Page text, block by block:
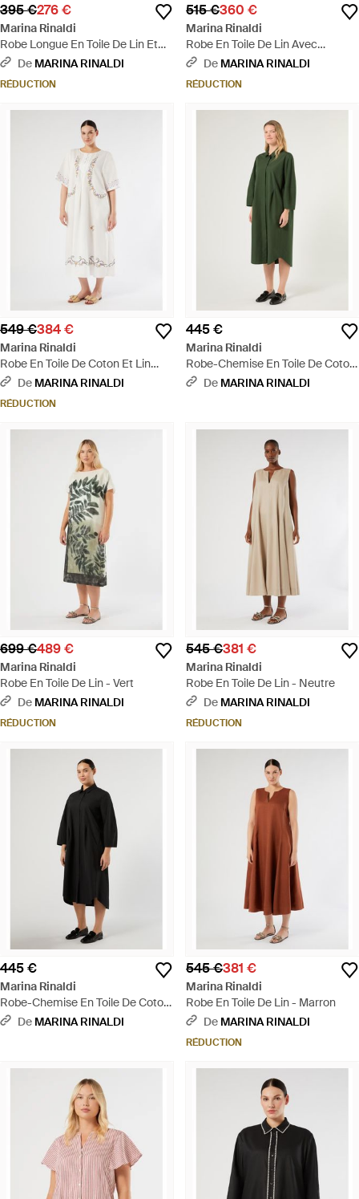
395 €276 €
Marina Rinaldi
Robe Longue En Toile De Lin Et
Soie - Rose
De MARINA RINALDI
RÉDUCTION
515 €360 €
Marina Rinaldi
Robe En Toile De Lin Avec
Broderie - Noir
De MARINA RINALDI
RÉDUCTION
549 €384 €
Marina Rinaldi
Robe En Toile De Coton Et Lin
Avec Broderie - Blanc
De MARINA RINALDI
RÉDUCTION
445 €
Marina Rinaldi
Robe-Chemise En Toile De Coton
- Vert
De MARINA RINALDI
699 €489 €
Marina Rinaldi
Robe En Toile De Lin - Vert
De MARINA RINALDI
RÉDUCTION
545 €381 €
Marina Rinaldi
Robe En Toile De Lin - Neutre
De MARINA RINALDI
RÉDUCTION
445 €
Marina Rinaldi
Robe-Chemise En Toile De Coton
- Noir
De MARINA RINALDI
545 €381 €
Marina Rinaldi
Robe En Toile De Lin - Marron
De MARINA RINALDI
RÉDUCTION